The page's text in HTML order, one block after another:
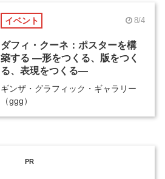
イベント 8/4
ダフィ・クーネ：ポスターを構
築する ―形をつくる、版をつく
る、表現をつくる―
ギンザ・グラフィック・ギャラリー
（ggg）
PR